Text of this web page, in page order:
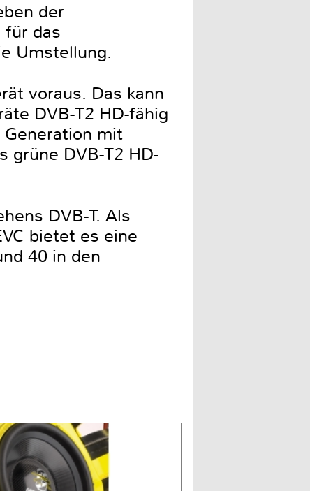
der
für das
Umstellung.
voraus. Das kann
DVB-T2 HD-fähig
mit
grüne DVB-T2 HD-
DVB-T. Als
bietet es eine
40 in den